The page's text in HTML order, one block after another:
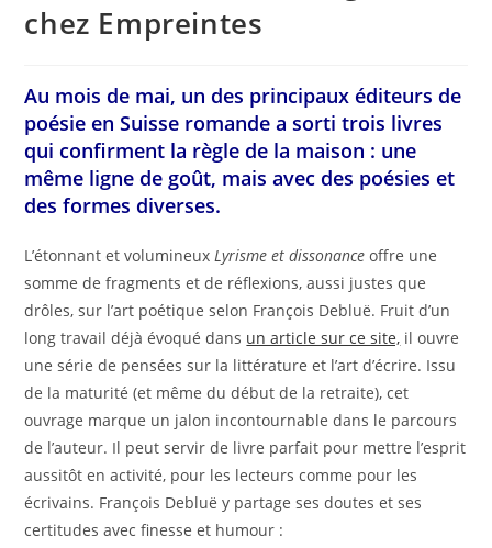
chez Empreintes
Au mois de mai, un des principaux éditeurs de
poésie en Suisse romande a sorti trois livres
qui confirment la règle de la maison : une
même ligne de goût, mais avec des poésies et
des formes diverses.
L’étonnant et volumineux Lyrisme et dissonance offre une
somme de fragments et de réflexions, aussi justes que
drôles, sur l’art poétique selon François Debluë. Fruit d’un
long travail déjà évoqué dans un article sur ce site, il ouvre
une série de pensées sur la littérature et l’art d’écrire. Issu
de la maturité (et même du début de la retraite), cet
ouvrage marque un jalon incontournable dans le parcours
de l’auteur. Il peut servir de livre parfait pour mettre l’esprit
aussitôt en activité, pour les lecteurs comme pour les
écrivains. François Debluë y partage ses doutes et ses
certitudes avec finesse et humour :